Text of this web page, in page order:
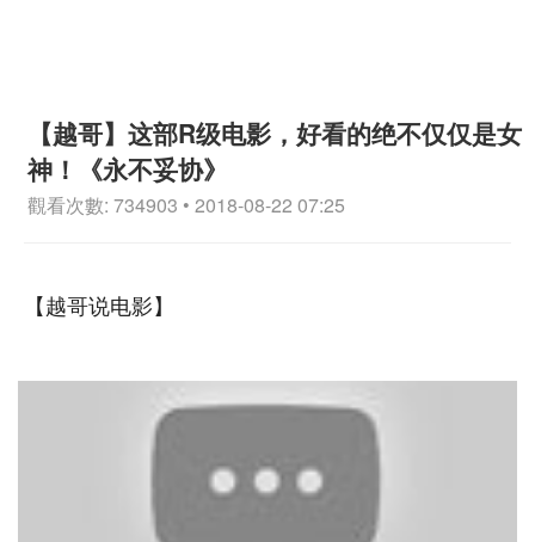
【越哥】这部R级电影，好看的绝不仅仅是女
神！《永不妥协》
觀看次數: 734903 • 2018-08-22 07:25
【越哥说电影】